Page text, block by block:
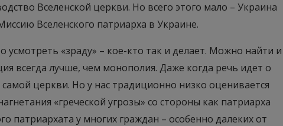
Вселенской церкви. Но всего этого мало – Украина
Вселенского патриарха в Украине.
«зраду» – кое-кто так и делает. Можно найти и
всегда лучше, чем монополия. Даже когда речь идет о
церкви. Но у нас традиционно низко оценивается
«греческой угрозы» со стороны как патриарха
патриархата у многих граждан – особенно далеких от